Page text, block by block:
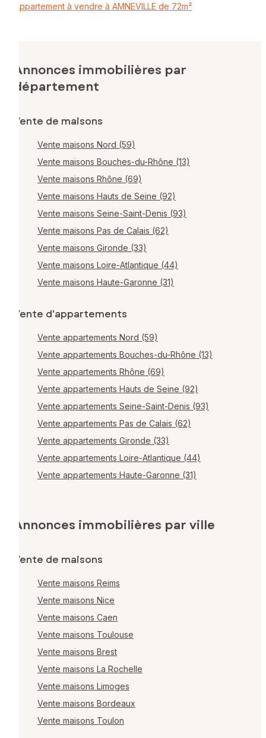
Appartement à vendre à AMNEVILLE de 72m²
Annonces immobilières par
département
Vente de maisons
Vente maisons Nord (59)
Vente maisons Bouches-du-Rhône (13)
Vente maisons Rhône (69)
Vente maisons Hauts de Seine (92)
Vente maisons Seine-Saint-Denis (93)
Vente maisons Pas de Calais (62)
Vente maisons Gironde (33)
Vente maisons Loire-Atlantique (44)
Vente maisons Haute-Garonne (31)
Vente d'appartements
Vente appartements Nord (59)
Vente appartements Bouches-du-Rhône (13)
Vente appartements Rhône (69)
Vente appartements Hauts de Seine (92)
Vente appartements Seine-Saint-Denis (93)
Vente appartements Pas de Calais (62)
Vente appartements Gironde (33)
Vente appartements Loire-Atlantique (44)
Vente appartements Haute-Garonne (31)
Annonces immobilières par ville
Vente de maisons
Vente maisons Reims
Vente maisons Nice
Vente maisons Caen
Vente maisons Toulouse
Vente maisons Brest
Vente maisons La Rochelle
Vente maisons Limoges
Vente maisons Bordeaux
Vente maisons Toulon